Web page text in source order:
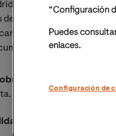
una de cada tres
cada cuatro quedan
por un rayo lo
tiene como
la seriedad
de la
de prevención y
“Configuración
Puedes
enlaces.
Configuración de